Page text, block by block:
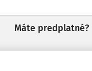
Máte predplatné?